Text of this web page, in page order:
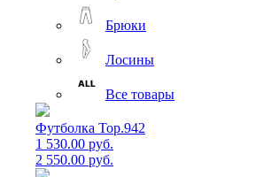
Брюки
Лосины
Все товары
Футболка Top.942
1 530.00 руб.
2 550.00 руб.